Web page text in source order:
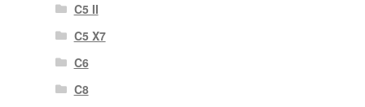
C5 II
C5 X7
C6
C8